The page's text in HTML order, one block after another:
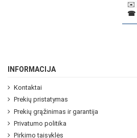
✉️
☎
INFORMACIJA
Kontaktai
Prekių pristatymas
Prekių grąžinimas ir garantija
Privatumo politika
Pirkimo taisyklės